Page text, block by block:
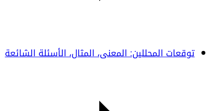
توقعات المحللين: المعنى، المثال، الأسئلة الشائعة